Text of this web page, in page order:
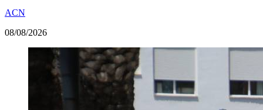
ACN
08/08/2026